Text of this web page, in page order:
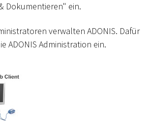
Dokumentieren" ein.
verwalten ADONIS. Dafür
ADONIS Administration ein.